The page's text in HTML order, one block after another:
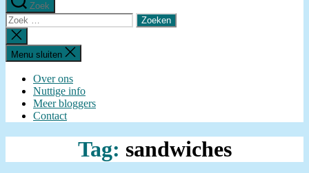
Zoek
Zoeken
naar:
Zoeken
sluiten
Menu sluiten
Over ons
Nuttige info
Meer bloggers
Contact
Tag: sandwiches